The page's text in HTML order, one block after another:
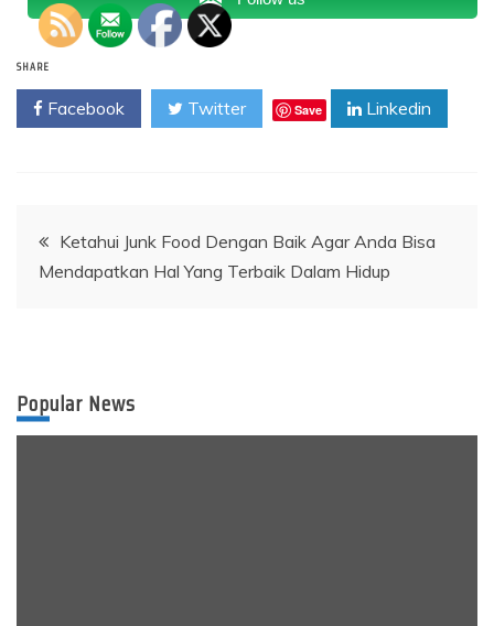
SHARE
Facebook Twitter Save Linkedin
Post
navigation
Ketahui Junk Food Dengan Baik Agar Anda Bisa
Mendapatkan Hal Yang Terbaik Dalam Hidup
Popular News